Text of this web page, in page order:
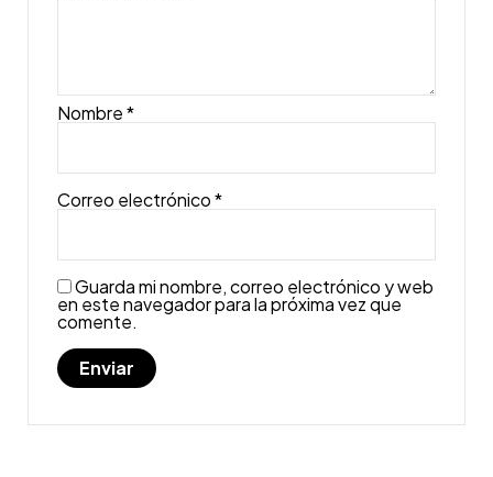
Nombre*
Correo electrónico*
Guarda mi nombre, correo electrónico y web
en este navegador para la próxima vez que
comente.